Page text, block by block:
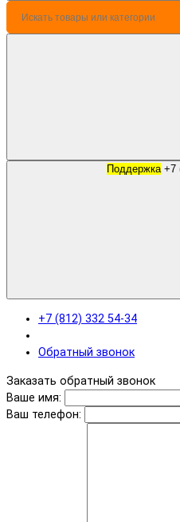
Поддержка
+7 (812) 332 54-34
Обратный звонок
Заказать обратный звонок
Ваше имя:
Ваш телефон: